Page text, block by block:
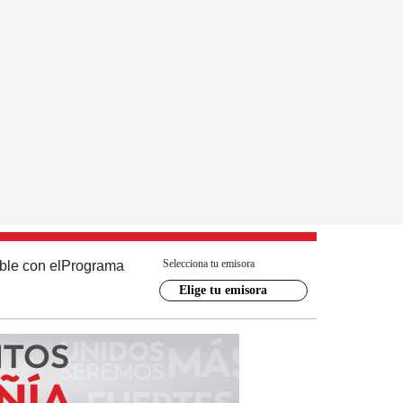
con el Programa Selecciona tu emisora
Elige tu emisora